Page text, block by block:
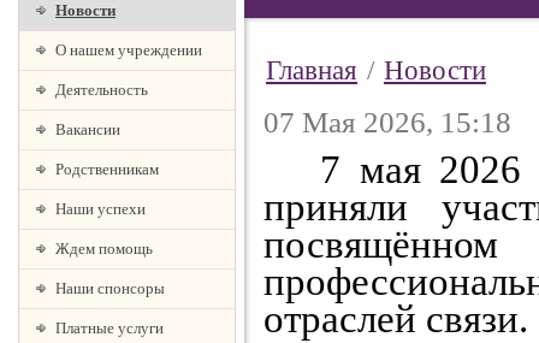
Новости
О нашем учреждении
Деятельность
Вакансии
Родственникам
Наши успехи
Ждем помощь
Наши спонсоры
Платные услуги
Главная / Новости
07 Мая 2026, 15:18
7 мая 2026
приняли
отраслей связи.